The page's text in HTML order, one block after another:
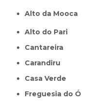
Alto da Mooca
Alto do Pari
Cantareira
Carandiru
Casa Verde
Freguesia do Ó